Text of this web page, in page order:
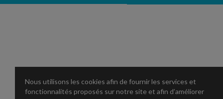
Nous utilisons les cookies afin de fournir les services et
fonctionnalités proposés sur notre site et afin d’améliorer